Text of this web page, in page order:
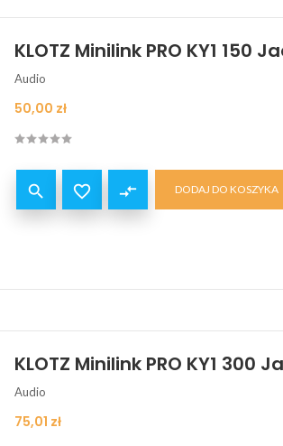
KLOTZ Minilink PRO KY1 150
Audio
Cena
50,00 zł
  compare_arrows DODAJ DO KOSZYKA
KLOTZ Minilink PRO KY1 300
Audio
Cena
75,01 zł